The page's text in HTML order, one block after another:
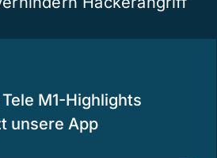
M1-Highlights
unsere App